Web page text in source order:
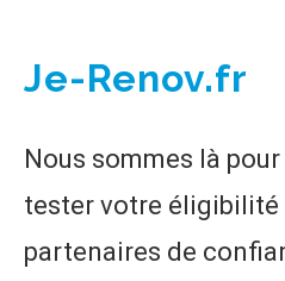
Je-Renov.fr
Nous sommes là
tester votre éligibilité
partenaires de